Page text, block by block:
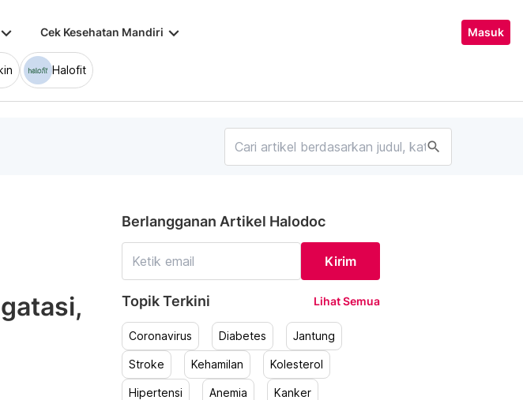
keyboard_arrow_down Cek Kesehatan Mandiri keyboard_arrow_down Masuk
Halofit
search
Berlangganan Artikel Halodoc
Kirim
Topik Terkini Lihat Semua
Coronavirus Diabetes Jantung
Stroke Kehamilan Kolesterol
Hipertensi Anemia Kanker